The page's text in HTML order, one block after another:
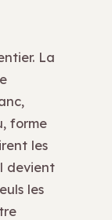
La
forme
les
devient
les